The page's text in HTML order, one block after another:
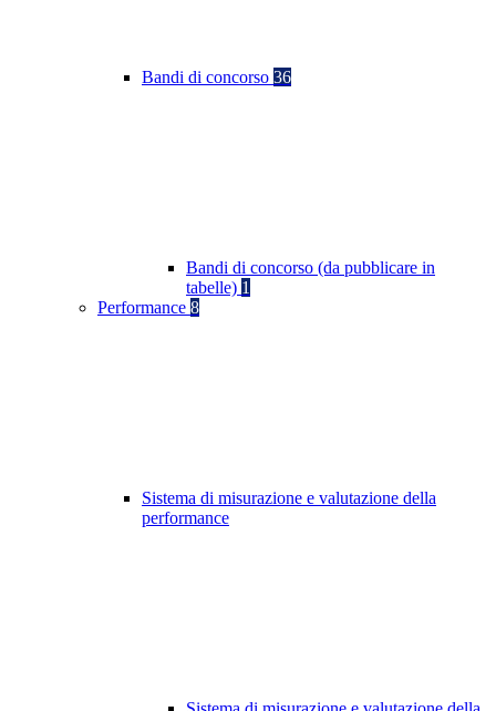
Bandi di concorso 36
Bandi di concorso (da pubblicare in
tabelle) 1
Performance 8
Sistema di misurazione e valutazione della
performance